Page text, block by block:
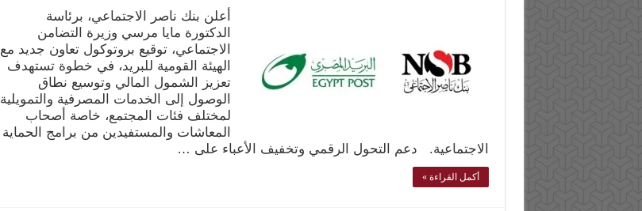
أعلن بنك ناصر الاجتماعي، برئاسة
الدكتورة مايا مرسي وزيرة التضامن
الاجتماعي، توقيع بروتوكول تعاون جديد مع
الهيئة القومية للبريد، في خطوة تستهدف
تعزيز الشمول المالي وتوسيع نطاق
الوصول إلى الخدمات المصرفية والتمويلية
لمختلف فئات المجتمع، خاصة أصحاب
المعاشات والمستفيدين من برامج الحماية
الاجتماعية. دعم التحول الرقمي وتخفيف الأعباء على …
أكمل القراءة »